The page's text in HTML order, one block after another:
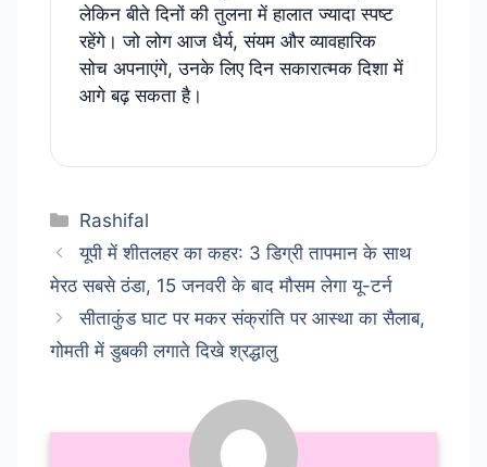
लेकिन बीते दिनों की तुलना में हालात ज्यादा स्पष्ट
रहेंगे। जो लोग आज धैर्य, संयम और व्यावहारिक
सोच अपनाएंगे, उनके लिए दिन सकारात्मक दिशा में
आगे बढ़ सकता है।
Categories
Rashifal
यूपी में शीतलहर का कहर: 3 डिग्री तापमान के साथ
मेरठ सबसे ठंडा, 15 जनवरी के बाद मौसम लेगा यू-टर्न
सीताकुंड घाट पर मकर संक्रांति पर आस्था का सैलाब,
गोमती में डुबकी लगाते दिखे श्रद्धालु